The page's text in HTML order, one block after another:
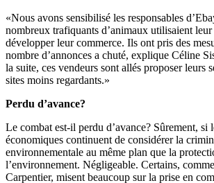
«Nous avons sensibilisé les responsables
nombreux trafiquants d’animaux utilisaient
développer leur commerce. Ils ont pris des
nombre d’annonces a chuté, explique Céline
la suite, ces vendeurs sont allés proposer leurs
sites moins regardants.»
Perdu d’avance?
Le combat est-il perdu d’avance? Sûrement, si
économiques continuent de considérer la
environnementale au même plan que la
l’environnement. Négligeable. Certains,
Carpentier, misent beaucoup sur la prise en